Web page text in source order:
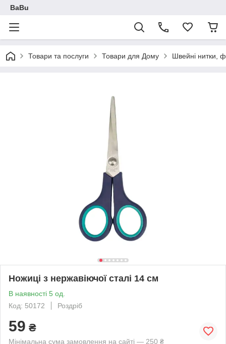
BaBu
Товари та послуги Товари для Дому Швейні нитки,
Ножиці з нержавіючої сталі 14 см
В наявності 5 од.
Код: 50172
Роздріб
59 ₴
Мінімальна сума замовлення на сайті — 250 ₴